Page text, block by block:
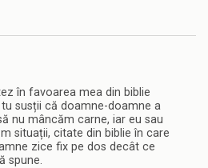
în favoarea mea din biblie
susții că doamne-doamne a
nu mâncăm carne, iar eu sau
situații, citate din biblie în care
zice fix pe dos decât ce
spune.